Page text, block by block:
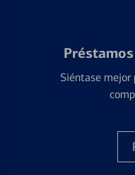
Siéntase mejor